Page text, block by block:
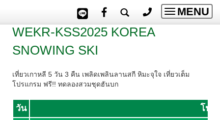
Toggle
MENU
WEKR-KSS2025 KOREA
SNOWING SKI
เที่ยวเกาหลี 5 วัน 3 คืน เพลิดเพลินลานสกี หิมะจุใจ เที่ยวเต็ม
โปรแกรม ฟรี!! ทดลองสวมชุดฮันบก
วัน โปร